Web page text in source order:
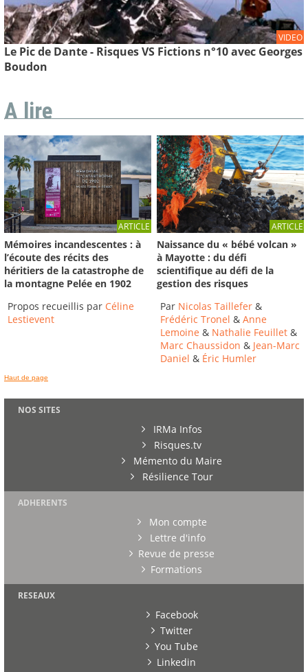
VIDEO
Le Pic de Dante - Risques VS Fictions n°10 avec Georges
Boudon
A lire
ARTICLE
Mémoires incandescentes : à
l’écoute des récits des
héritiers de la catastrophe de
la montagne Pelée en 1902
Propos recueillis par Céline
Lestievent
ARTICLE
Naissance du « bébé volcan »
à Mayotte : du défi
scientifique au défi de la
gestion des risques
Par Nicolas Taillefer &
Frédéric Tronel &Anne
Lemoine & Nathalie Feuillet &
Marc Chaussidon & Jean-Marc
Daniel & Éric Humler
Haut de page
NOS SITES
IRMa Infos
Risques.tv
Mémento du Maire
Résilience Tour
ADHERENTS
Mon compte
Lettre d'info
Revue de presse
Formations
RESEAUX
Facebook
Twitter
You Tube
Linkedin